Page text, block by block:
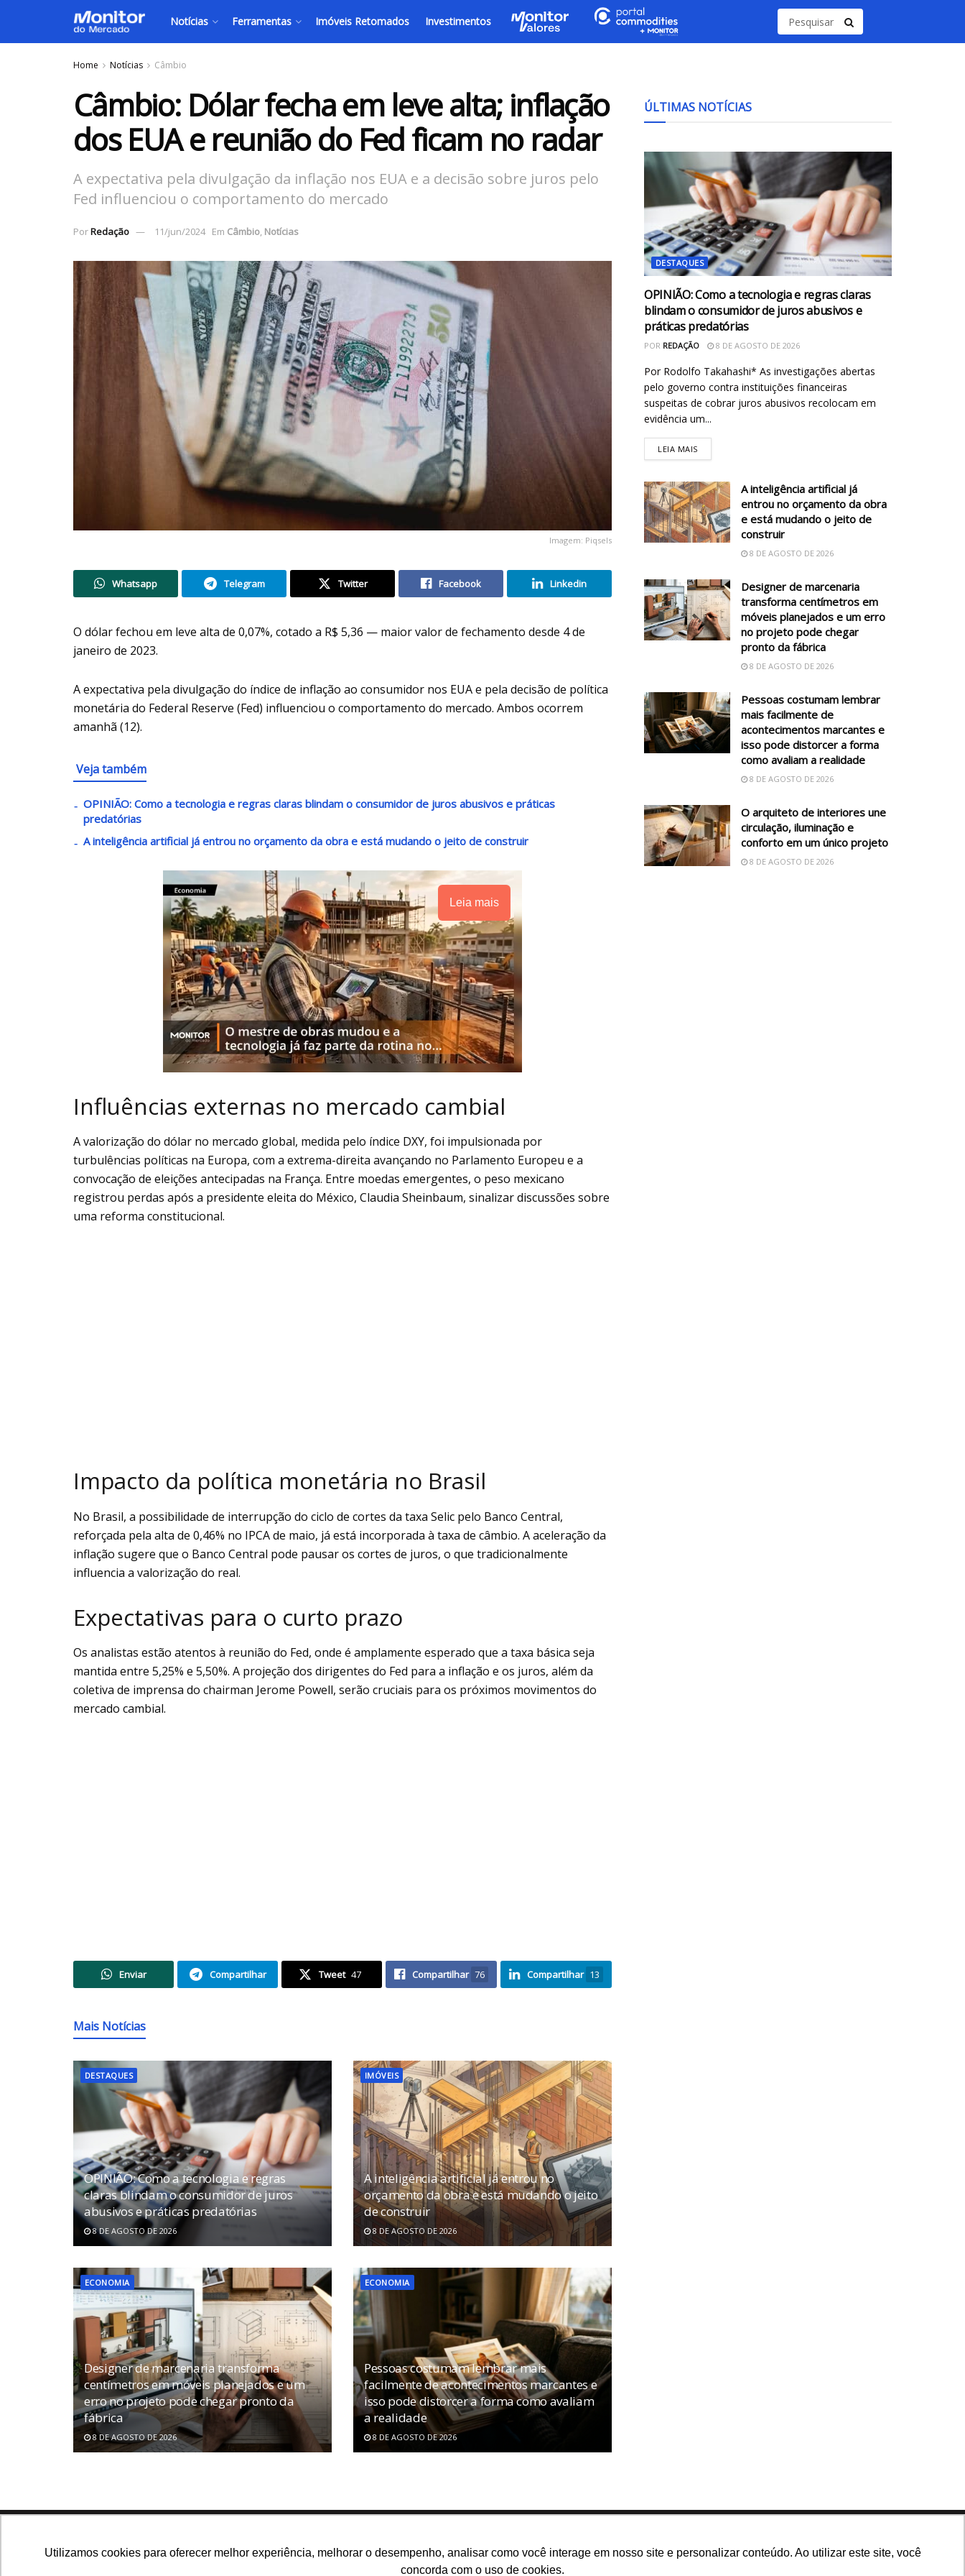
Utilizamos cookies para oferecer melhor experiência, melhorar o desempenho, analisar como você interage em nosso site e personalizar conteúdo. Ao utilizar este site, você
concorda com o uso de cookies.
Notícias Ferramentas Imóveis Retomados Investimentos
Home Notícias Câmbio
Câmbio: Dólar fecha em leve alta; inflação
dos EUA e reunião do Fed ficam no radar
A expectativa pela divulgação da inflação nos EUA e a decisão sobre juros pelo
Fed influenciou o comportamento do mercado
PorRedação 11/jun/2024 Em Câmbio, Notícias
Imagem: Piqsels
Whatsapp Telegram Twitter Facebook Linkedin
O dólar fechou em leve alta de 0,07%, cotado a R$ 5,36 — maior valor de fechamento desde 4 de
janeiro de 2023.
A expectativa pela divulgação do índice de inflação ao consumidor nos EUA e pela decisão de política
monetária do Federal Reserve (Fed) influenciou o comportamento do mercado. Ambos ocorrem
amanhã (12).
Veja também
OPINIÃO: Como a tecnologia e regras claras blindam o consumidor de juros abusivos e práticas
predatórias
A inteligência artificial já entrou no orçamento da obra e está mudando o jeito de construir
Leia mais
Influências externas no mercado cambial
A valorização do dólar no mercado global, medida pelo índice DXY, foi impulsionada por
turbulências políticas na Europa, com a extrema-direita avançando no Parlamento Europeu e a
convocação de eleições antecipadas na França. Entre moedas emergentes, o peso mexicano
registrou perdas após a presidente eleita do México, Claudia Sheinbaum, sinalizar discussões sobre
uma reforma constitucional.
Impacto da política monetária no Brasil
No Brasil, a possibilidade de interrupção do ciclo de cortes da taxa Selic pelo Banco Central,
reforçada pela alta de 0,46% no IPCA de maio, já está incorporada à taxa de câmbio. A aceleração da
inflação sugere que o Banco Central pode pausar os cortes de juros, o que tradicionalmente
influencia a valorização do real.
Expectativas para o curto prazo
Os analistas estão atentos à reunião do Fed, onde é amplamente esperado que a taxa básica seja
mantida entre 5,25% e 5,50%. A projeção dos dirigentes do Fed para a inflação e os juros, além da
coletiva de imprensa do chairman Jerome Powell, serão cruciais para os próximos movimentos do
mercado cambial.
Enviar Compartilhar Tweet 47 Compartilhar 76 Compartilhar 13
Mais Notícias
DESTAQUES
OPINIÃO: Como a tecnologia e regras
claras blindam o consumidor de juros
abusivos e práticas predatórias
8 DE AGOSTO DE 2026
IMÓVEIS
A inteligência artificial já entrou no
orçamento da obra e está mudando o jeito
de construir
8 DE AGOSTO DE 2026
ECONOMIA
Designer de marcenaria transforma
centímetros em móveis planejados e um
erro no projeto pode chegar pronto da
fábrica
8 DE AGOSTO DE 2026
ECONOMIA
Pessoas costumam lembrar mais
facilmente de acontecimentos marcantes e
isso pode distorcer a forma como avaliam
a realidade
8 DE AGOSTO DE 2026
ÚLTIMAS NOTÍCIAS
DESTAQUES
OPINIÃO: Como a tecnologia e regras claras
blindam o consumidor de juros abusivos e
práticas predatórias
POR REDAÇÃO 8 DE AGOSTO DE 2026
Por Rodolfo Takahashi* As investigações abertas
pelo governo contra instituições financeiras
suspeitas de cobrar juros abusivos recolocam em
evidência um...
LEIA MAIS
A inteligência artificial já
entrou no orçamento da obra
e está mudando o jeito de
construir
8 DE AGOSTO DE 2026
Designer de marcenaria
transforma centímetros em
móveis planejados e um erro
no projeto pode chegar
pronto da fábrica
8 DE AGOSTO DE 2026
Pessoas costumam lembrar
mais facilmente de
acontecimentos marcantes e
isso pode distorcer a forma
como avaliam a realidade
8 DE AGOSTO DE 2026
O arquiteto de interiores une
circulação, iluminação e
conforto em um único projeto
8 DE AGOSTO DE 2026
Navegue no site Siga nossas redes